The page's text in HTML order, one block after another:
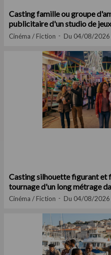
Casting famille ou groupe
publicitaire d'un studio de
Cinéma / Fiction Du 04/08/
Casting silhouette figurant et
tournage d'un long métrage
Cinéma / Fiction Du 04/08/